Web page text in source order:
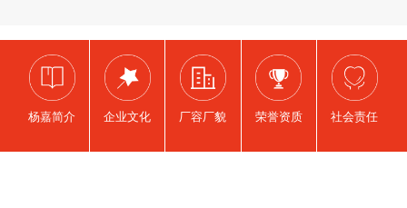
杨嘉简介 企业文化 厂容厂貌 荣誉资质 社会责任